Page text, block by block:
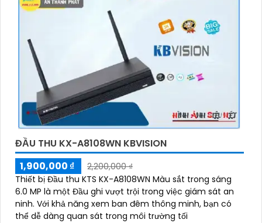
ĐẦU THU KX-A8108WN KBVISION
1,900,000 ₫
2,200,000 ₫
Thiết bị Đầu thu KTS KX-A8108WN Màu sắt trong sáng
6.0 MP là một Đầu ghi vượt trội trong việc giám sát an
ninh. Với khả năng xem ban đêm thông minh, bạn có
thể dễ dàng quan sát trong môi trường tối